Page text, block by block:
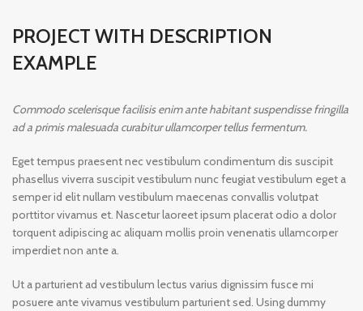
PROJECT WITH DESCRIPTION
EXAMPLE
Commodo scelerisque facilisis enim ante habitant suspendisse fringilla
ad a primis malesuada curabitur ullamcorper tellus fermentum.
Eget tempus praesent nec vestibulum condimentum dis suscipit
phasellus viverra suscipit vestibulum nunc feugiat vestibulum eget a
semper id elit nullam vestibulum maecenas convallis volutpat
porttitor vivamus et. Nascetur laoreet ipsum placerat odio a dolor
torquent adipiscing ac aliquam mollis proin venenatis ullamcorper
imperdiet non ante a.
Ut a parturient ad vestibulum lectus varius dignissim fusce mi
posuere ante vivamus vestibulum parturient sed. Using dummy